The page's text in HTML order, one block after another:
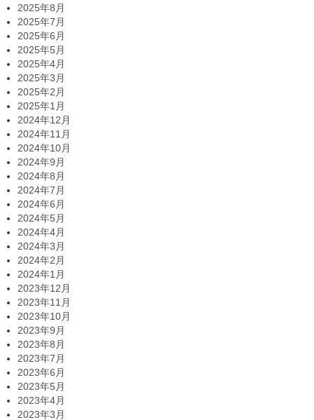
2025年8月
2025年7月
2025年6月
2025年5月
2025年4月
2025年3月
2025年2月
2025年1月
2024年12月
2024年11月
2024年10月
2024年9月
2024年8月
2024年7月
2024年6月
2024年5月
2024年4月
2024年3月
2024年2月
2024年1月
2023年12月
2023年11月
2023年10月
2023年9月
2023年8月
2023年7月
2023年6月
2023年5月
2023年4月
2023年3月